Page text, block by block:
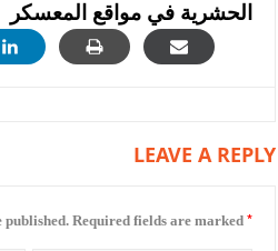
الحشرية في مواقع المعسكر
LEAVE A REPLY
published. Required fields are marked *